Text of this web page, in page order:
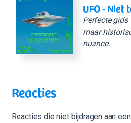
UFO - Niet
Perfecte gids
maar
nuance.
Reacties
Reacties die niet bijdragen aan